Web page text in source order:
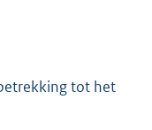
tot het